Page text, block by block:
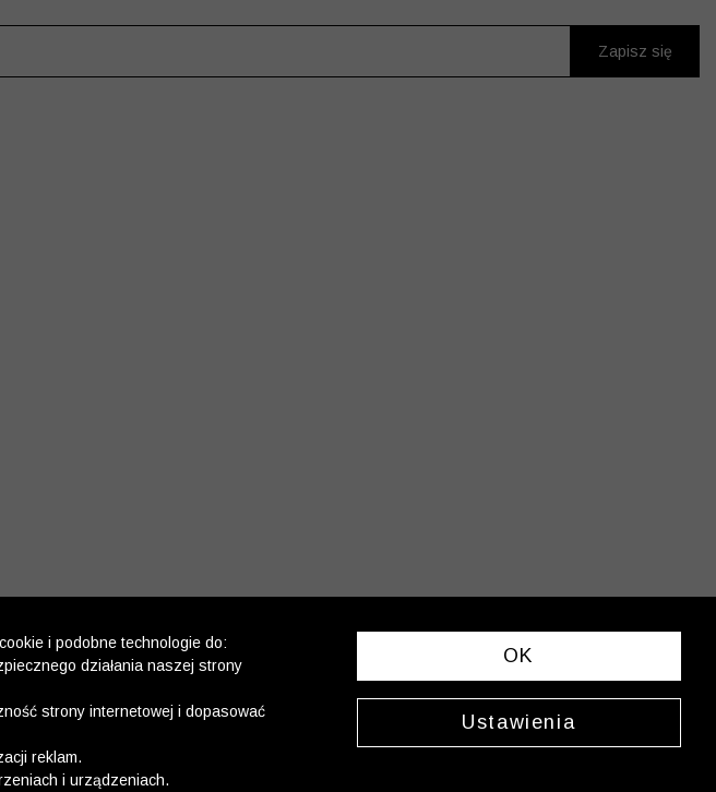
i podobne technologie do:
działania naszej strony
strony internetowej i dopasować
reklam.
i urządzeniach.
OK
Ustawienia